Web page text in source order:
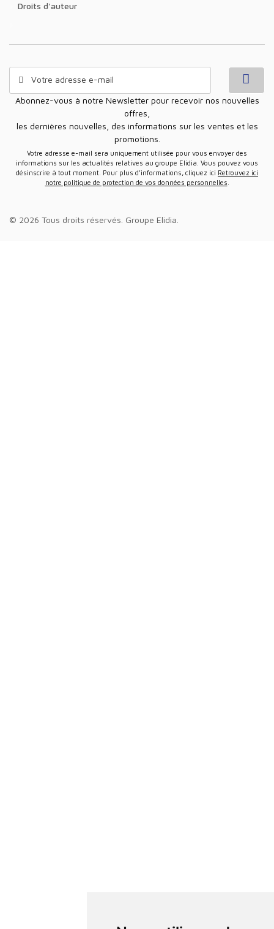
Droits d'auteur
Abonnez-vous à notre Newsletter pour recevoir nos nouvelles
offres,
les dernières nouvelles, des informations sur les ventes et les
promotions.
Votre adresse e-mail sera uniquement utilisée pour vous envoyer des
informations sur les actualités relatives au groupe Elidia. Vous pouvez vous
désinscrire à tout moment. Pour plus d’informations, cliquez ici Retrouvez ici
notre politique de protection de vos données personnelles
© 2026 Tous droits réservés. Groupe Elidia